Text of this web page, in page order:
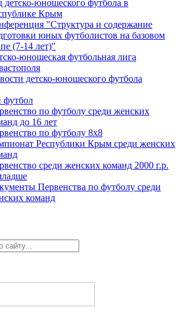
детско-юношеского футбола в
Крым
"Структура и содержание
юных футболистов на базовом
(7-14 лет)"
юношеская футбольная лига
детско-юношеского футбола
футбол
по футболу среди женских
до 16 лет
по футболу 8х8
Республики Крым среди женских
среди женских команд 2000 г.р.
Первенства по футболу среди
команд